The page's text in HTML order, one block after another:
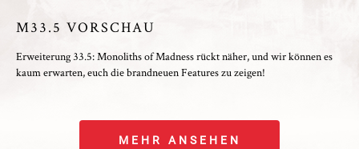
M33.5 VORSCHAU
Erweiterung 33.5: Monoliths of Madness rückt näher, und wir können es
kaum erwarten, euch die brandneuen Features zu zeigen!
MEHR ANSEHEN